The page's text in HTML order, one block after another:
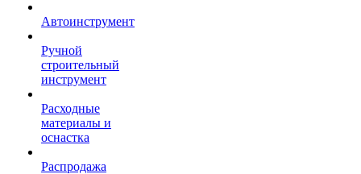
Автоинструмент
Ручной
строительный
инструмент
Расходные
материалы и
оснастка
Распродажа